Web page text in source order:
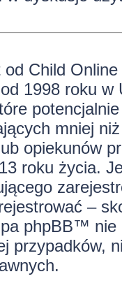
Child
1998 roku w
mniej
opiekunów
roku życia.
–
phpBB™ nie
przypadków,